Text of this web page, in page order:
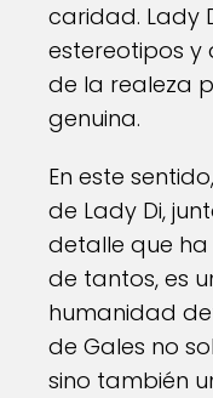
caridad. Lady
estereotipos y
de la realeza
genuina.
En este
de Lady Di,
detalle que
de tantos, es
humanidad
de Gales no
sino también